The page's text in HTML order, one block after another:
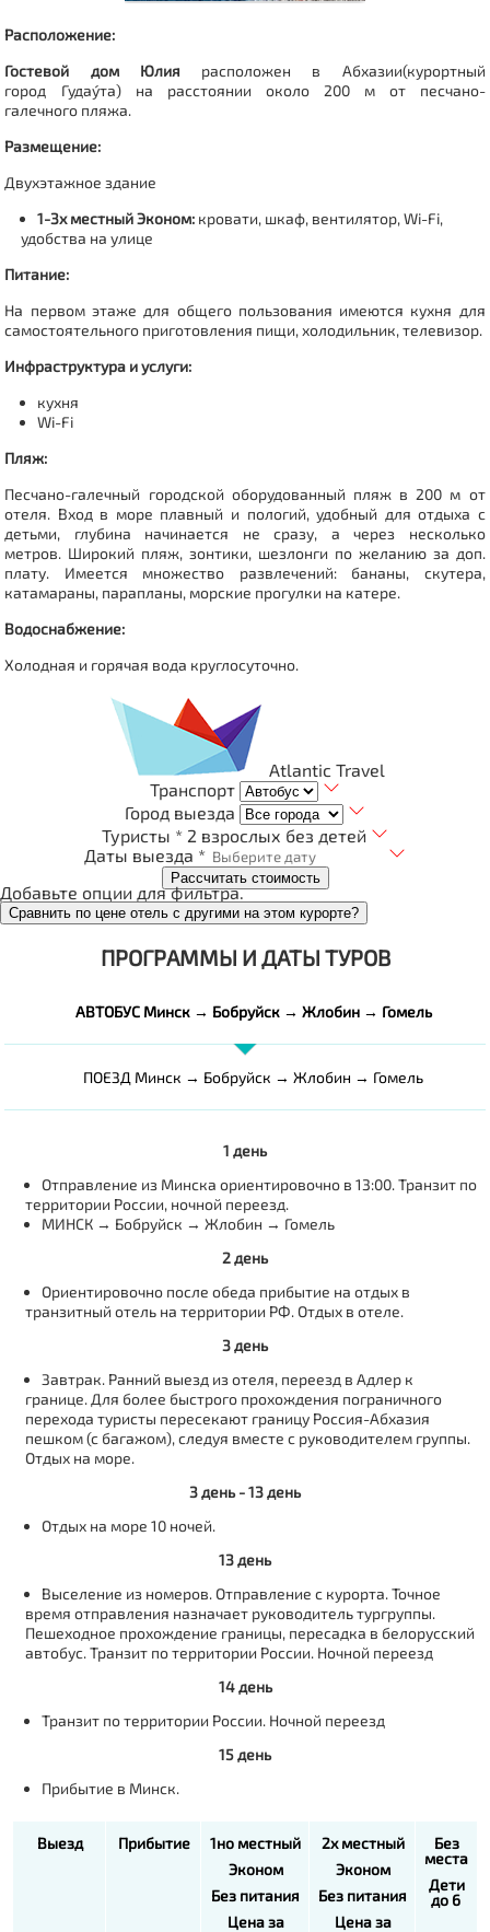
Расположение:
Гостевой дом Юлия расположен в Абхазии(курортный
город Гудау́та) на расстоянии около 200 м от песчано-
галечного пляжа.
Размещение:
Двухэтажное здание
1-3х местный Эконом: кровати, шкаф, вентилятор, Wi-Fi,
удобства на улице
Питание:
На первом этаже для общего пользования имеются кухня для
самостоятельного приготовления пищи, холодильник, телевизор.
Инфраструктура и услуги:
кухня
Wi-Fi
Пляж:
Песчано-галечный городской оборудованный пляж в 200 м от
отеля. Вход в море плавный и пологий, удобный для отдыха с
детьми, глубина начинается не сразу, а через несколько
метров. Широкий пляж, зонтики, шезлонги по желанию за доп.
плату. Имеется множество развлечений: бананы, скутера,
катамараны, парапланы, морские прогулки на катере.
Водоснабжение:
Холодная и горячая вода круглосуточно.
Atlantic Travel
Транспорт
Город выезда
Туристы * 2 взрослых без детей
Даты выезда *
Рассчитать стоимость
Добавьте опции для фильтра.
Сравнить по цене отель с другими на этом курорте?
ПРОГРАММЫ И ДАТЫ ТУРОВ
АВТОБУС Минск → Бобруйск → Жлобин → Гомель
ПОЕЗД Минск → Бобруйск → Жлобин → Гомель
1 день
Отправление из Минска ориентировочно в 13:00. Транзит по
территории России, ночной переезд.
МИНСК → Бобруйск → Жлобин → Гомель
2 день
Ориентировочно после обеда прибытие на отдых в
транзитный отель на территории РФ. Отдых в отеле.
3 день
Завтрак. Ранний выезд из отеля, переезд в Адлер к
границе. Для более быстрого прохождения пограничного
перехода туристы пересекают границу Россия-Абхазия
пешком (с багажом), следуя вместе с руководителем группы.
Отдых на море.
3 день - 13 день
Отдых на море 10 ночей.
13 день
Выселение из номеров. Отправление с курорта. Точное
время отправления назначает руководитель тургруппы.
Пешеходное прохождение границы, пересадка в белорусский
автобус. Транзит по территории России. Ночной переезд
14 день
Транзит по территории России. Ночной переезд
15 день
Прибытие в Минск.
Выезд Прибытие
1но местный
Эконом
Без питания
Цена за
2х местный
Эконом
Без питания
Цена за
Без
места
Дети
до 6